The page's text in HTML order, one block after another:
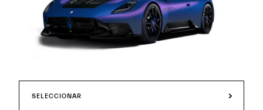
SELECCIONAR